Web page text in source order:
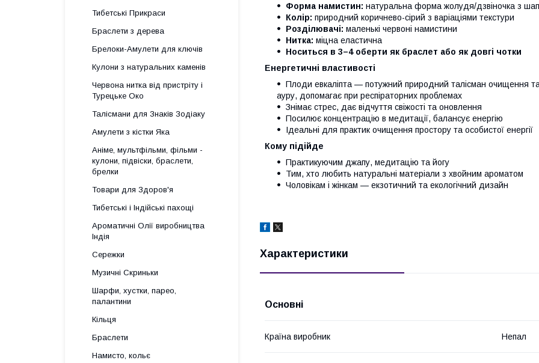
Форма намистин: натуральна форма жолудя/дзвіночка з
Колір: природний коричнево-сірий з варіаціями текстури
Розділювачі: маленькі червоні намистини
Нитка: міцна еластична
Носиться в 3–4 оберти як браслет або як довгі чотки
Енергетичні властивості
Плоди евкаліпта — потужний природний талісман очищення
ауру, допомагає при респіраторних проблемах
Знімає стрес, дає відчуття свіжості та оновлення
Посилює концентрацію в медитації, балансує енергію
Ідеальні для практик очищення простору та особистої енергії
Кому підійде
Практикуючим джапу, медитацію та йогу
Тим, хто любить натуральні матеріали з хвойним ароматом
Чоловікам і жінкам — екзотичний та екологічний дизайн
Характеристики
Основні
Країна виробник Непал
Тибетські Прикраси
Браслети з дерева
Брелоки-Амулети для ключів
Кулони з натуральних каменів
Червона нитка від пристріту і
Турецьке Око
Талісмани для Знаків Зодіаку
Амулети з кістки Яка
Аніме, мультфільми, фільми -
кулони, підвіски, браслети,
брелки
Товари для Здоров'я
Тибетські і Індійські пахощі
Ароматичні Олії виробництва
Індія
Сережки
Музичні Скриньки
Шарфи, хустки, парео,
палантини
Кільця
Браслети
Намисто, кольє